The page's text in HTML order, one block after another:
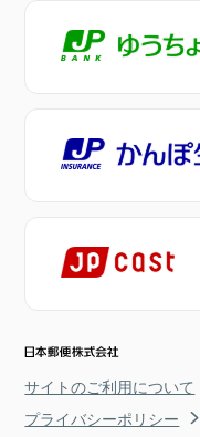
サイトのご利用について
プライバシーポリシー